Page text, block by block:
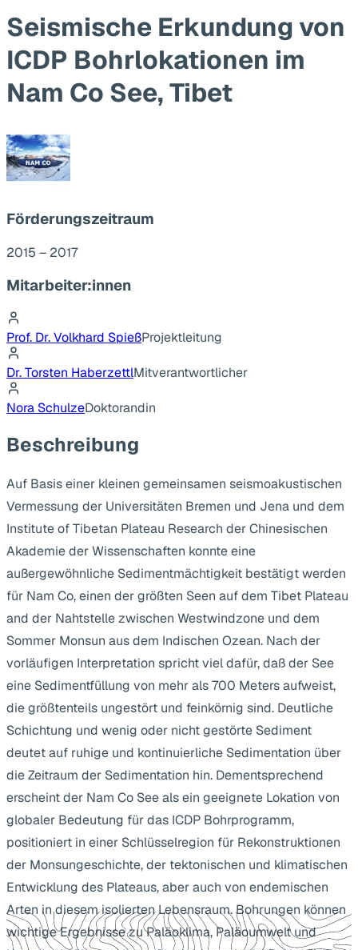
Seismische Erkundung von
ICDP Bohrlokationen im
Nam Co See, Tibet
Förderungszeitraum
2015 – 2017
Mitarbeiter:innen
Prof. Dr. Volkhard SpießProjektleitung
Dr. Torsten HaberzettlMitverantwortlicher
Nora SchulzeDoktorandin
Beschreibung
Auf Basis einer kleinen gemeinsamen seismoakustischen
Vermessung der Universitäten Bremen und Jena und dem
Institute of Tibetan Plateau Research der Chinesischen
Akademie der Wissenschaften konnte eine
außergewöhnliche Sedimentmächtigkeit bestätigt werden
für Nam Co, einen der größten Seen auf dem Tibet Plateau
and der Nahtstelle zwischen Westwindzone und dem
Sommer Monsun aus dem Indischen Ozean. Nach der
vorläufigen Interpretation spricht viel dafür, daß der See
eine Sedimentfüllung von mehr als 700 Meters aufweist,
die größtenteils ungestört und feinkörnig sind. Deutliche
Schichtung und wenig oder nicht gestörte Sediment
deutet auf ruhige und kontinuierliche Sedimentation über
die Zeitraum der Sedimentation hin. Dementsprechend
erscheint der Nam Co See als ein geeignete Lokation von
globaler Bedeutung für das ICDP Bohrprogramm,
positioniert in einer Schlüsselregion für Rekonstruktionen
der Monsungeschichte, der tektonischen und klimatischen
Entwicklung des Plateaus, aber auch von endemischen
Arten in diesem isolierten Lebensraum. Bohrungen können
wichtige Ergebnisse zu Paläoklima, Paläoumwelt und